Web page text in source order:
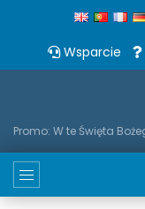
Wsparcie